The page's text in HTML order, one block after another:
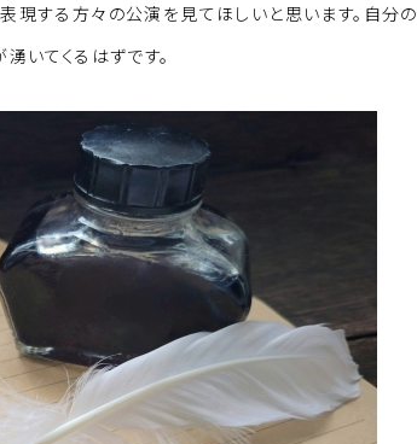
現する方々の公演を見てほしいと思います。自分の
いてくるはずです。